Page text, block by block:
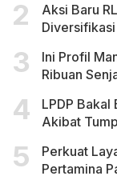
Aksi Baru
Ini Profil
Ribuan
LPDP
Akibat
Perkuat
Pertamina